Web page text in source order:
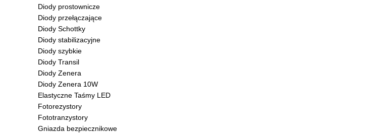
Diody prostownicze
Diody przełączające
Diody Schottky
Diody stabilizacyjne
Diody szybkie
Diody Transil
Diody Zenera
Diody Zenera 10W
Elastyczne Taśmy LED
Fotorezystory
Fototranzystory
Gniazda bezpiecznikowe